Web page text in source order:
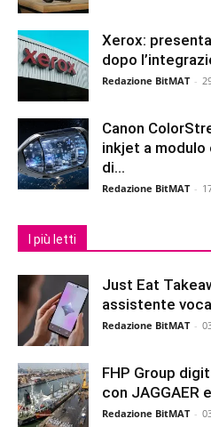
Xerox:
dopo
Redazione BitMAT -
Canon
inkjet a
di...
Redazione BitMAT -
I più letti
Just Eat
assistente
Redazione BitMAT -
FHP Group
con JAGGAER
Redazione BitMAT -